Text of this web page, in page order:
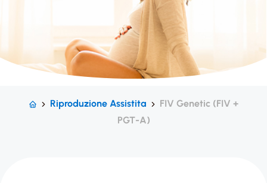
Riproduzione Assistita
FIV Genetic (FIV +
PGT-A)